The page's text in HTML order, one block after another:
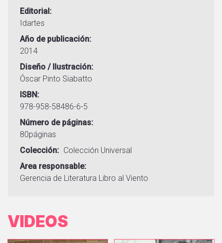
Editorial
Idartes
Año de publicación
2014
Diseño / Ilustración
Óscar Pinto Siabatto
ISBN
978-958-58486-6-5
Número de páginas
80páginas
Colección
Colección Universal
Area responsable
Gerencia de Literatura Libro al Viento
VIDEOS